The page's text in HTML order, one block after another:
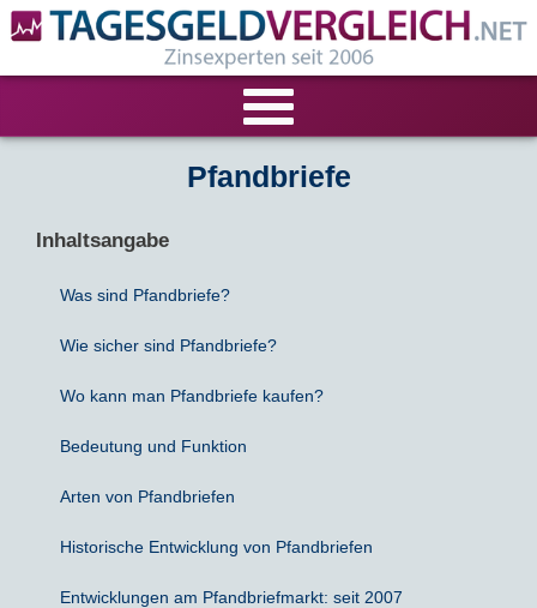
VERGLEICHE
Festgeld-Vergleich
Zinsvergleich
Tagesgeld mit Zinsgarantie
Tagesgeldrechner
Festgeldrechner
LIVE-TESTS
Tagesgeld-Test
FIRMENANGEBOTE
Sparbriefe
Downloads
Veröffentlichungen
ALLGEMEINES
Pfandbriefe
Inhaltsangabe
Was sind Pfandbriefe?
Wie sicher sind Pfandbriefe?
Wo kann man Pfandbriefe kaufen?
Bedeutung und Funktion
Arten von Pfandbriefen
Historische Entwicklung von Pfandbriefen
Entwicklungen am Pfandbriefmarkt: seit 2007